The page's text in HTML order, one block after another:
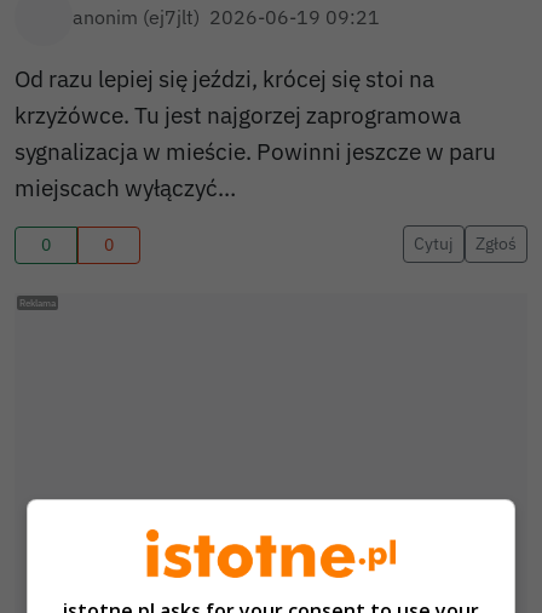
anonim (ej7jlt) 2026-06-19 09:21
Od razu lepiej się jeździ, krócej się stoi na
krzyżówce. Tu jest najgorzej zaprogramowa
sygnalizacja w mieście. Powinni jeszcze w paru
miejscach wyłączyć…
0 0 Cytuj Zgłoś